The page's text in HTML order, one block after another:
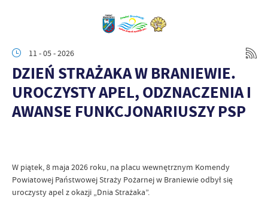
11 - 05 - 2026
DZIEŃ STRAŻAKA W BRANIEWIE.
UROCZYSTY APEL, ODZNACZENIA I
AWANSE FUNKCJONARIUSZY PSP
W piątek, 8 maja 2026 roku, na placu wewnętrznym Komendy
Powiatowej Państwowej Straży Pożarnej w Braniewie odbył się
uroczysty apel z okazji „Dnia Strażaka”.